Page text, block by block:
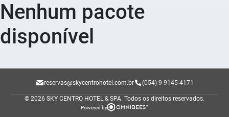
Nenhum pacote
disponível
reservas@skycentrohotel.com.br (054) 9 9145-4171
© 2026 SKY CENTRO HOTEL & SPA. Todos os direitos reservados.
Powered by